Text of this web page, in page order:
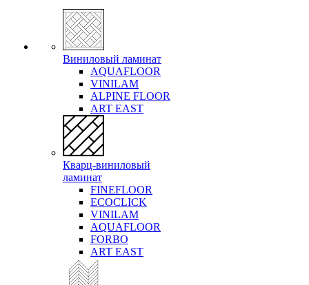
Виниловый ламинат
AQUAFLOOR
VINILAM
ALPINE FLOOR
ART EAST
Кварц-виниловый
ламинат
FINEFLOOR
ECOCLICK
VINILAM
AQUAFLOOR
FORBO
ART EAST